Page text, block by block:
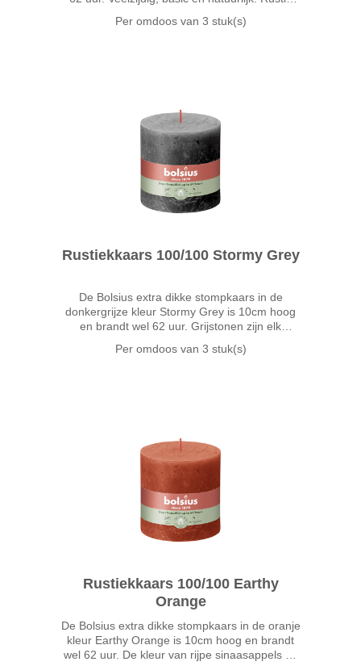
perfect bij elke andere kleur in je interieur
Per omdoos van 3 stuk(s)
Rustiekkaars 100/100 Stormy Grey
De Bolsius extra dikke stompkaars in de
donkergrijze kleur Stormy Grey is 10cm hoog
en brandt wel 62 uur. Grijstonen zijn elk
natuurlijke tint en de perfecte basic. De
Per omdoos van 3 stuk(s)
Rustiekkaars 100/100 Earthy
Orange
De Bolsius extra dikke stompkaars in de oranje
kleur Earthy Orange is 10cm hoog en brandt
wel 62 uur. De kleur van rijpe sinaasappels en